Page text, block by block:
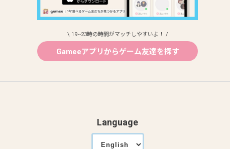
\ 19~23時の時間がマッチしやすいよ！ /
Gameeアプリからゲーム友達を探す
Language